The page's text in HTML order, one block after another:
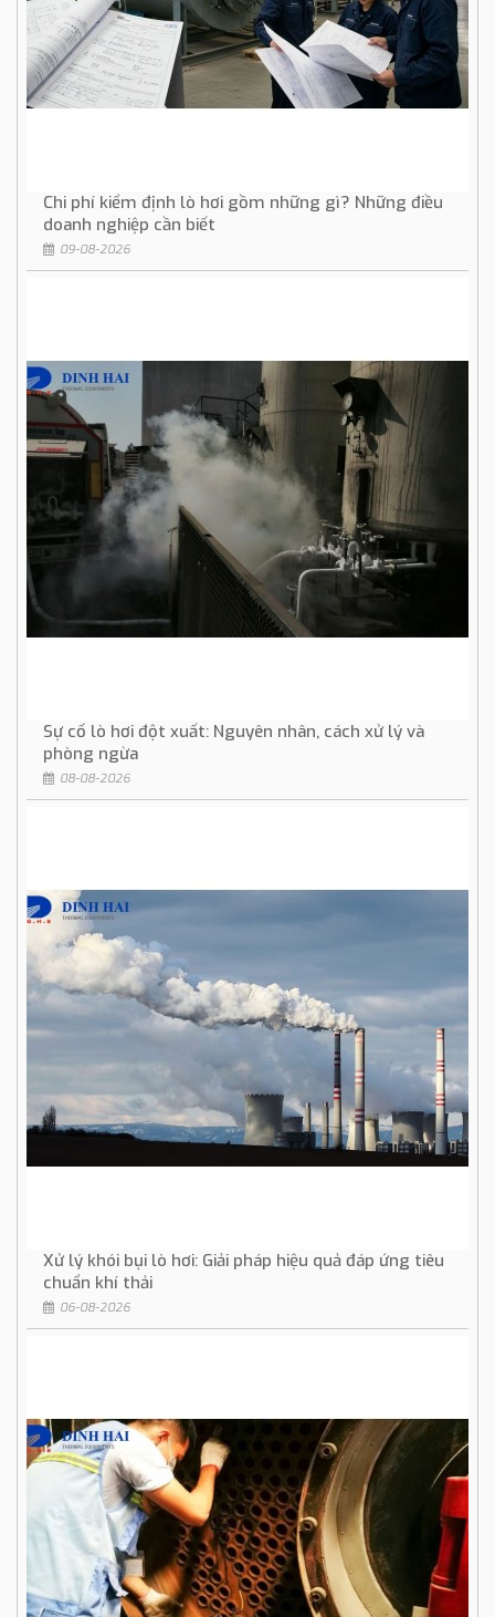
Chi phí kiểm định lò hơi gồm những gì? Những điều
doanh nghiệp cần biết
09-08-2026
Sự cố lò hơi đột xuất: Nguyên nhân, cách xử lý và
phòng ngừa
08-08-2026
Xử lý khói bụi lò hơi: Giải pháp hiệu quả đáp ứng tiêu
chuẩn khí thải
06-08-2026